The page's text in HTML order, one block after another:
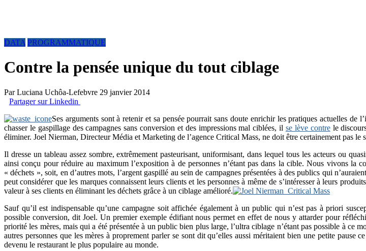
DATA PROGRAMMATIQUE
Contre la pensée unique du tout ciblage
ParLuciana Uchôa-Lefebvre 29 janvier 2014
Partager sur Linkedin
Ses arguments sont à retenir et sa pensée pourrait sans doute enrichir les pratiques actuelles
chasser le gaspillage des campagnes sans conversion et des impressions mal ciblées, ilse lève contrele
éliminer. Joel Nierman, Directeur Média et Marketing de l’agence Critical Mass, ne doit être certainement pas le
Il dresse un tableau assez sombre, extrêmement pasteurisant, uniformisant, dans lequel tous les acteurs ou
ainsi conçu pour réduire au maximum l’exposition à de personnes n’étant pas dans la cible. Nous vivons la
« déchets », soit, en d’autres mots, l’argent gaspillé au sein de campagnes présentées à des publics qui
peut considérer que les marques connaissent leurs clients et les personnes à même de s’intéresser à leurs
valeur à ses clients en éliminant les déchets grâce à un ciblage amélioré.
Sauf qu’il est indispensable qu’une campagne soit affichée également à un public qui n’est pas à priori
possible conversion, dit Joel. Un premier exemple édifiant nous permet en effet de nous y attarder pour
priorité les mères, mais qui a été présentée à un public bien plus large, l’ultra ciblage n’étant pas possible à ce
autres personnes que les mères à proprement parler se sont dit qu’elles aussi méritaient bien une petite
devenu le restaurant le plus populaire au monde.